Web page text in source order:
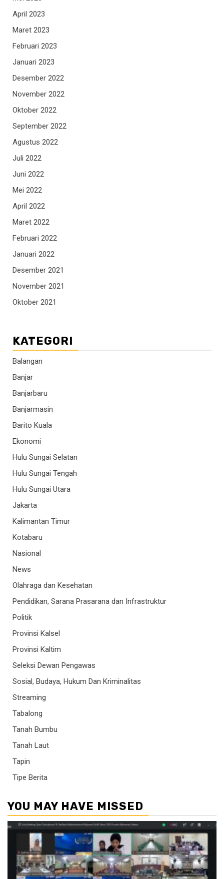
April 2023
Maret 2023
Februari 2023
Januari 2023
Desember 2022
November 2022
Oktober 2022
September 2022
Agustus 2022
Juli 2022
Juni 2022
Mei 2022
April 2022
Maret 2022
Februari 2022
Januari 2022
Desember 2021
November 2021
Oktober 2021
KATEGORI
Balangan
Banjar
Banjarbaru
Banjarmasin
Barito Kuala
Ekonomi
Hulu Sungai Selatan
Hulu Sungai Tengah
Hulu Sungai Utara
Jakarta
Kalimantan Timur
Kotabaru
Nasional
News
Olahraga dan Kesehatan
Pendidikan, Sarana Prasarana dan Infrastruktur
Politik
Provinsi Kalsel
Provinsi Kaltim
Seleksi Dewan Pengawas
Sosial, Budaya, Hukum Dan Kriminalitas
Streaming
Tabalong
Tanah Bumbu
Tanah Laut
Tapin
Tipe Berita
YOU MAY HAVE MISSED